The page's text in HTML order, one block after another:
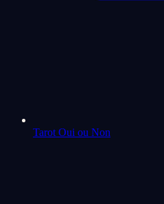
Tarot Oui ou Non